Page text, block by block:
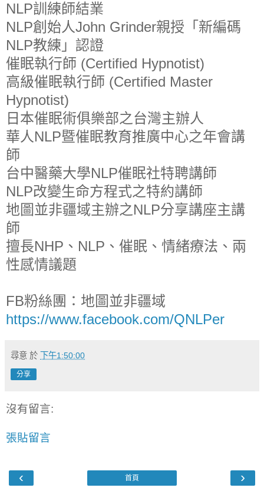
NLP訓練師結業
NLP創始人John Grinder親授「新編碼
NLP教練」認證
催眠執行師 (Certified Hypnotist)
高級催眠執行師 (Certified Master
Hypnotist)
日本催眠術俱樂部之台灣主辦人
華人NLP暨催眠教育推廣中心之年會講
師
台中醫藥大學NLP催眠社特聘講師
NLP改變生命方程式之特約講師
地圖並非疆域主辦之NLP分享講座主講
師
擅長NHP、NLP、催眠、情緒療法、兩
性感情議題
FB粉絲團：地圖並非疆域
https://www.facebook.com/QNLPer
尋意 於 下午1:50:00
分享
沒有留言:
張貼留言
‹ ›
首頁